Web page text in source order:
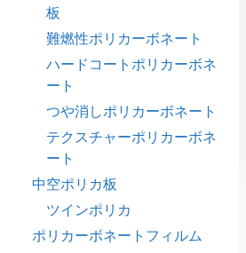
板
難燃性ポリカーボネート
ハードコートポリカーボネ
ート
つや消しポリカーボネート
テクスチャーポリカーボネ
ート
中空ポリカ板
ツインポリカ
ポリカーボネートフィルム